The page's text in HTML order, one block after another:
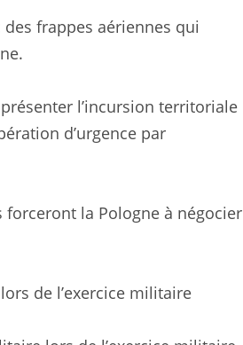
frappes aériennes qui
l’incursion territoriale
d’urgence par
forceront la Pologne à négocier
de l’exercice militaire